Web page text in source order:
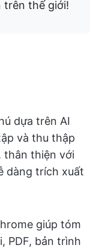
trên thế giới!
dựa trên AI
và thu thập
thân thiện với
dàng trích xuất
giúp tóm
PDF, bản trình